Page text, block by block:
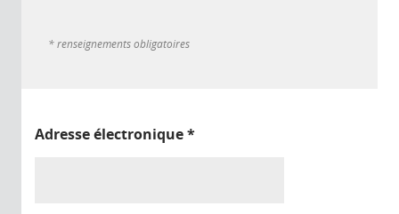
* renseignements obligatoires
Adresse électronique*